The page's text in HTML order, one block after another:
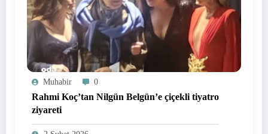
Muhabir 0
Rahmi Koç’tan Nilgün Belgün’e çiçekli tiyatro
ziyareti